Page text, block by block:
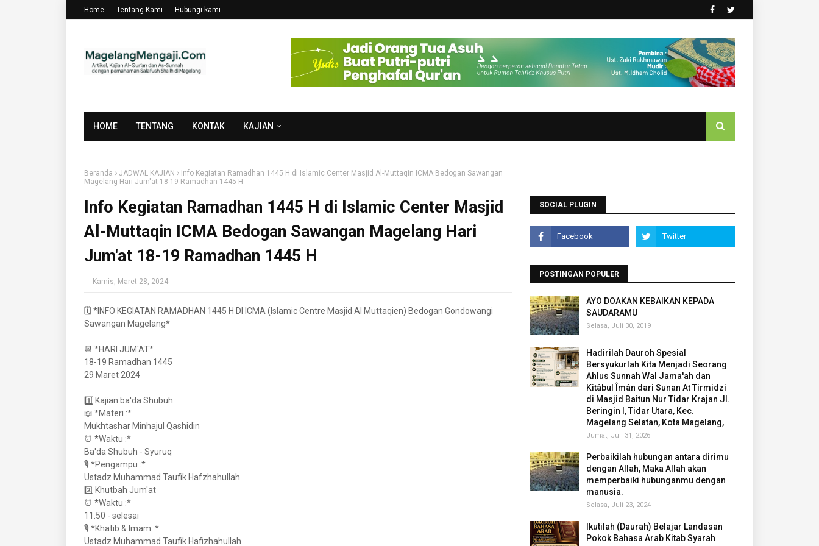
Home Tentang Kami Hubungi kami
HOME TENTANG KONTAK KAJIAN
Beranda JADWAL KAJIAN
Info Kegiatan Ramadhan 1445 H di Islamic Center Masjid Al-Muttaqin ICMA Bedogan Sawangan
Magelang Hari Jum'at 18-19 Ramadhan 1445 H
Info Kegiatan Ramadhan 1445 H di Islamic Center Masjid
Al-Muttaqin ICMA Bedogan Sawangan Magelang Hari
Jum'at 18-19 Ramadhan 1445 H
- Kamis, Maret 28, 2024
🗓️ *INFO KEGIATAN RAMADHAN 1445 H DI ICMA (Islamic Centre Masjid Al Muttaqien) Bedogan Gondowangi
Sawangan Magelang*
📆 *HARI JUM'AT*
18-19 Ramadhan 1445
29 Maret 2024
1️⃣ Kajian ba'da Shubuh
📖 *Materi :*
Mukhtashar Minhajul Qashidin
⏰ *Waktu :*
Ba'da Shubuh - Syuruq
🎙️ *Pengampu :*
Ustadz Muhammad Taufik Hafzhahullah
2️⃣ Khutbah Jum'at
⏰ *Waktu :*
11.50 - selesai
🎙️ *Khatib & Imam :*
Ustadz Muhammad Taufik Hafizhahullah
SOCIAL PLUGIN
POSTINGAN POPULER
AYO DOAKAN KEBAIKAN KEPADA
SAUDARAMU
Selasa, Juli 30, 2019
Hadirilah Dauroh Spesial
Bersyukurlah Kita Menjadi Seorang
Ahlus Sunnah Wal Jama'ah dan
Kitâbul Îmân dari Sunan At Tirmidzi
di Masjid Baitun Nur Tidar Krajan Jl.
Beringin I, Tidar Utara, Kec.
Magelang Selatan, Kota Magelang,
Jumat, Juli 31, 2026
Perbaikilah hubungan antara dirimu
dengan Allah, Maka Allah akan
memperbaiki hubunganmu dengan
manusia.
Selasa, Juli 23, 2024
Ikutilah (Daurah) Belajar Landasan
Pokok Bahasa Arab Kitab Syarah